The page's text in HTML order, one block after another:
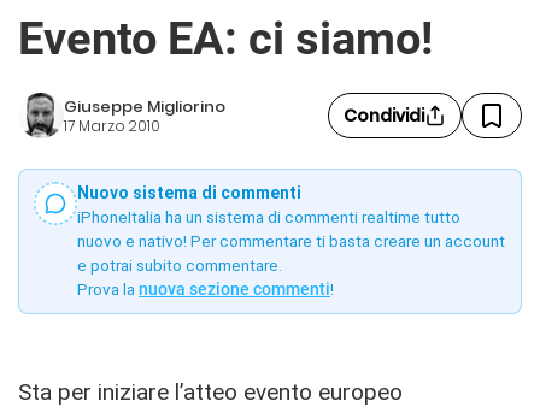
Evento EA: ci siamo!
Giuseppe Migliorino
17 Marzo 2010 Condividi
Nuovo sistema di commenti
iPhoneItalia ha un sistema di commenti realtime tutto
nuovo e nativo! Per commentare ti basta creare un account
e potrai subito commentare.
Prova la nuova sezione commenti!
Sta per iniziare l’atteo evento europeo